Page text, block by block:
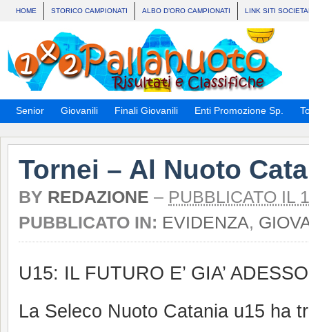
HOME STORICO CAMPIONATI ALBO D’ORO CAMPIONATI LINK SITI
Senior Giovanili Finali Giovanili Enti Promozione Sp.
Tornei – Al Nuoto
BY REDAZIONE – PUBBLICATO IL
PUBBLICATO IN: EVIDENZA,
U15: IL FUTURO E’ GIA’ ADESSO
La Seleco Nuoto Catania u15 ha